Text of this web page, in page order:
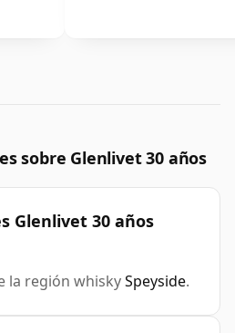
sobre Glenlivet 30 años
Glenlivet 30 años
la región whiskySpeyside.